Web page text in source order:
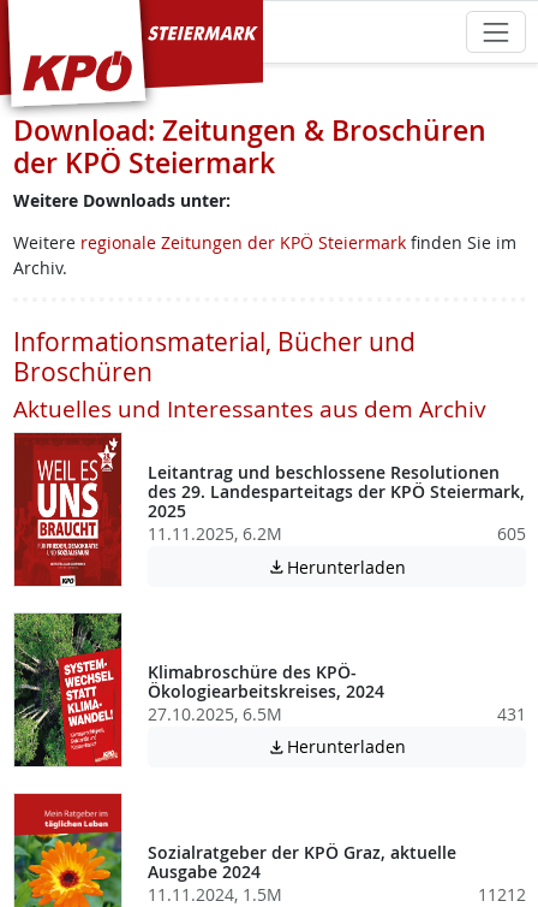
KPÖ Steiermark
Download: Zeitungen & Broschüren
der KPÖ Steiermark
Weitere Downloads unter:
Weitere regionale Zeitungen der KPÖ Steiermarkfinden Sie im
Archiv.
Informationsmaterial, Bücher und
Broschüren
Aktuelles und Interessantes aus dem Archiv
Leitantrag und beschlossene Resolutionen
des 29. Landesparteitags der KPÖ Steiermark,
2025
11.11.2025, 6.2M
605
 Herunterladen
Klimabroschüre des KPÖ-
Ökologiearbeitskreises, 2024
27.10.2025, 6.5M
431
 Herunterladen
Sozialratgeber der KPÖ Graz, aktuelle
Ausgabe 2024
11.11.2024, 1.5M
11212